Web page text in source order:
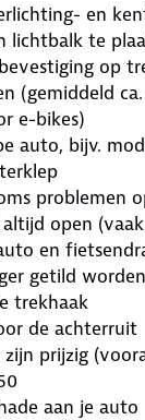
en
lichtbalk te
op
(gemiddeld
e-bikes)
auto, bijv.
problemen
open
en
getild
trekhaak
de achterruit
prijzig
aan je auto